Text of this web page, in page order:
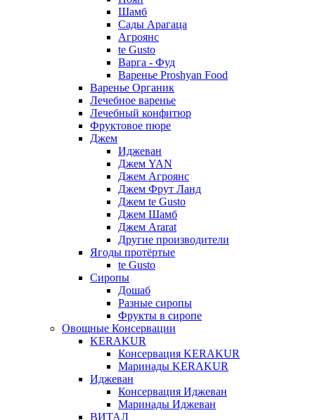
Шамб
Сады Арагаца
Агроянс
te Gusto
Варга - Фуд
Варенье Proshyan Food
Варенье Органик
Лечебное варенье
Лечебный конфитюр
Фруктовое пюре
Джем
Иджеван
Джем YAN
Джем Агроянс
Джем Фрут Ланд
Джем te Gusto
Джем Шамб
Джем Ararat
Другие производители
Ягоды протёртые
te Gusto
Сиропы
Дошаб
Разные сиропы
Фрукты в сиропе
Овощные Консервации
KERAKUR
Консервация KERAKUR
Маринады KERAKUR
Иджеван
Консервация Иджеван
Маринады Иджеван
ВИТАЛ